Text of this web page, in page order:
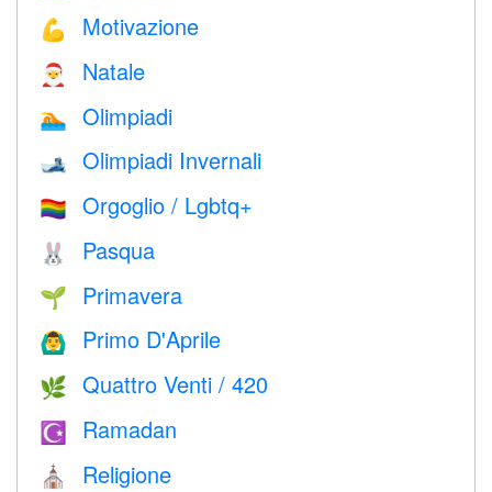
💪 Motivazione
🎅 Natale
🏊 Olimpiadi
🎿 Olimpiadi Invernali
🏳️‍🌈 Orgoglio / Lgbtq+
🐰 Pasqua
🌱 Primavera
🙆‍♂️ Primo D'Aprile
🌿 Quattro Venti / 420
☪️ Ramadan
⛪️ Religione